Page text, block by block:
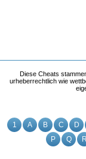
1 A B C D
P
Q R
Diese Cheats
urheberrechtlich wie